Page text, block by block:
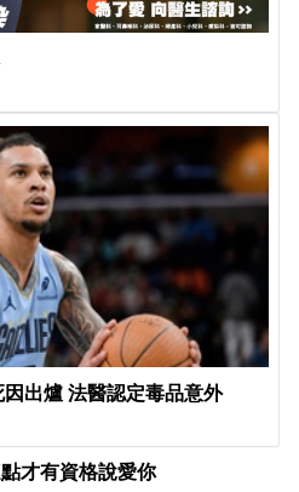
出爐 法醫認定毒品意外
才有資格說愛你